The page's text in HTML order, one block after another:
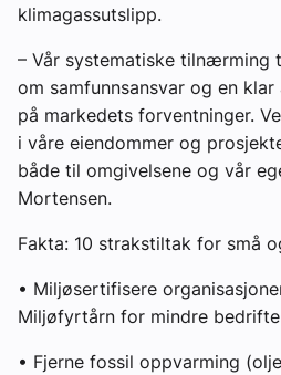
klimagassutslipp.
– Vår systematiske
om samfunnsansvar og en
på markedets forventninger.
i våre eiendommer og
både til omgivelsene og vår
Mortensen.
Fakta: 10 strakstiltak for små
• Miljøsertifisere
Miljøfyrtårn for mindre
• Fjerne fossil oppvarming